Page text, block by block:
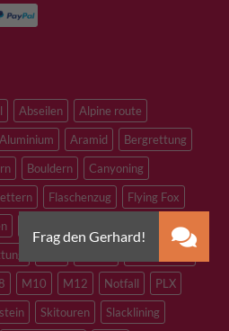
Abseilen
Alpine route
Aluminium Aramid
Bergrettung
Bouldern
Canyoning
Flaschenzug
Flying Fox
Höhenarbeiten
M10 M12 Notfall
PLX
Skitouren Slacklining